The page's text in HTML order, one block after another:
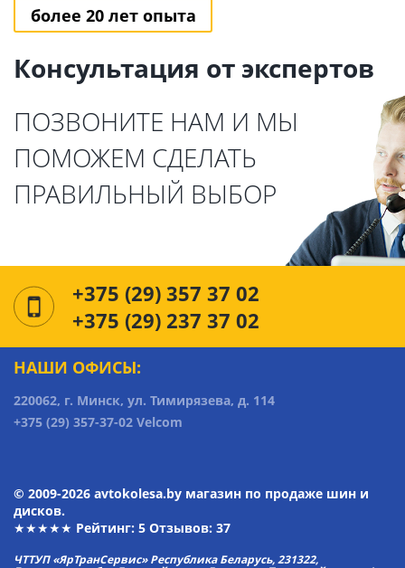
более 20 лет опыта
Консультация от экспертов
ПОЗВОНИТЕ НАМ И МЫ
ПОМОЖЕМ СДЕЛАТЬ
ПРАВИЛЬНЫЙ ВЫБОР
+375 (29) 357 37 02
+375 (29) 237 37 02
НАШИ ОФИСЫ:
220062, г. Минск, ул. Тимирязева, д. 114
+375 (29) 357-37-02 Velcom
© 2009-2026 avtokolesa.by магазин по продаже шин и
дисков.
★★★★★ Рейтинг: 5 Отзывов: 37
ЧТТУП «ЯрТранСервис» Республика Беларусь, 231322,